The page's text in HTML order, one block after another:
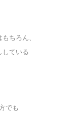
ちろん、
している
でも